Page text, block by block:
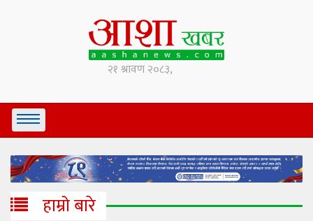
हाम्रो बारे